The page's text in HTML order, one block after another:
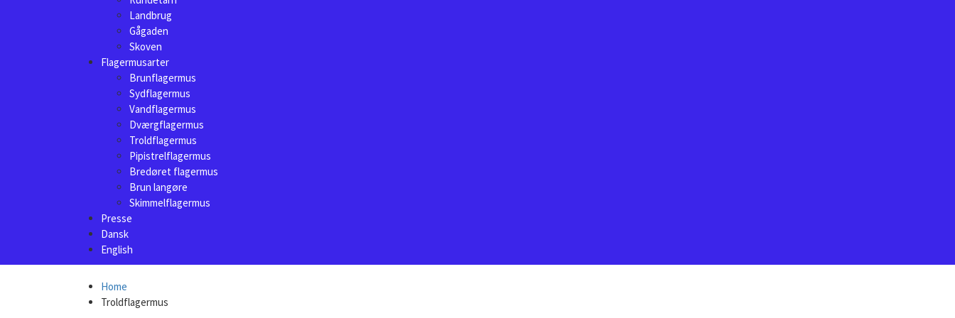
Landbrug
Gågaden
Skoven
Flagermusarter
Brunflagermus
Sydflagermus
Vandflagermus
Dværgflagermus
Troldflagermus
Pipistrelflagermus
Bredøret flagermus
Brun langøre
Skimmelflagermus
Presse
Dansk
English
Home
Troldflagermus